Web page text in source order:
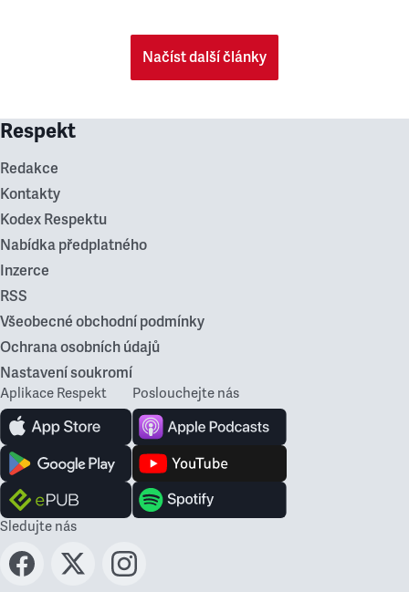
Načíst další články
Respekt
Redakce
Kontakty
Kodex Respektu
Nabídka předplatného
Inzerce
RSS
Všeobecné obchodní podmínky
Ochrana osobních údajů
Nastavení soukromí
Aplikace Respekt Poslouchejte nás
Sledujte nás